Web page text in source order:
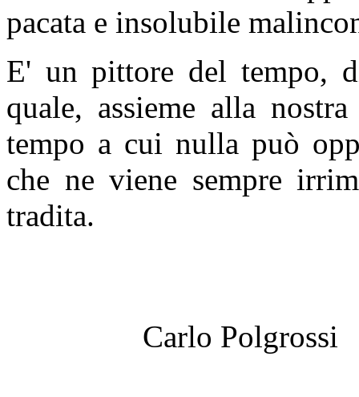
pacata e insolubile
E' un pittore del tempo,
quale, assieme alla
tempo a cui nulla può
che ne viene sempre
tradita.
Carlo Polgrossi